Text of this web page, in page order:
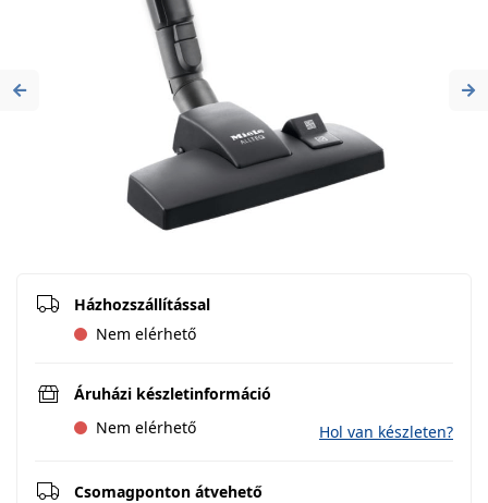
Previous
Házhozszállítással
Nem elérhető
Áruházi készletinformáció
Nem elérhető
Hol van készleten?
Csomagponton átvehető